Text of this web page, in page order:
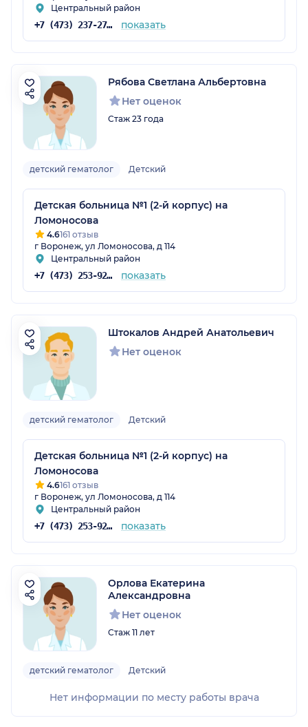
Центральный район
+7 (473) 237-27-52 показать
Рябова Светлана Альбертовна
Нет оценок
Стаж 23 года
детский гематолог Детский
Детская больница №1 (2-й корпус) на
Ломоносова
4.6161 отзыв
г Воронеж, ул Ломоносова, д 114
Центральный район
+7 (473) 253-92-71 показать
Штокалов Андрей Анатольевич
Нет оценок
детский гематолог Детский
Детская больница №1 (2-й корпус) на
Ломоносова
4.6161 отзыв
г Воронеж, ул Ломоносова, д 114
Центральный район
+7 (473) 253-92-71 показать
Орлова Екатерина
Александровна
Нет оценок
Стаж 11 лет
детский гематолог Детский
Нет информации по месту работы врача